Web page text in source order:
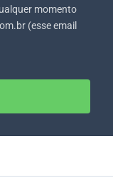
momento
(esse email